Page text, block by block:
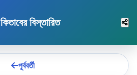
কিতাবের বিস্তারিত
পূর্ববর্তী